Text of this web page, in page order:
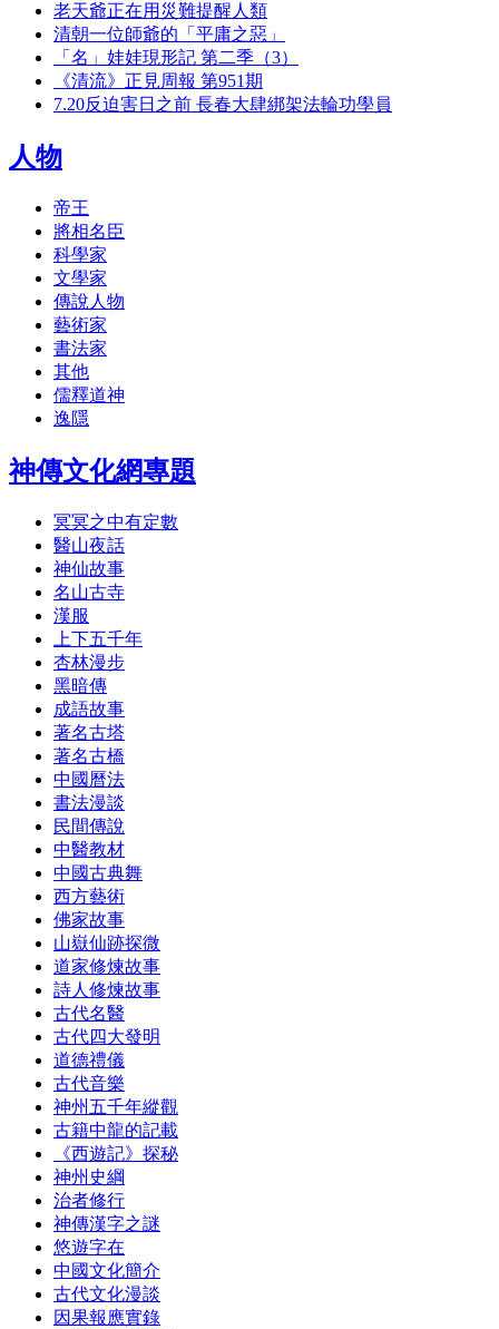
老天爺正在用災難提醒人類
清朝一位師爺的「平庸之惡」
「名」娃娃現形記 第二季（3）
《清流》正見周報 第951期
7.20反迫害日之前 長春大肆綁架法輪功學員
人物
帝王
將相名臣
科學家
文學家
傳說人物
藝術家
書法家
其他
儒釋道神
逸隱
神傳文化網專題
冥冥之中有定數
醫山夜話
神仙故事
名山古寺
漢服
上下五千年
杏林漫步
黑暗傳
成語故事
著名古塔
著名古橋
中國曆法
書法漫談
民間傳說
中醫教材
中國古典舞
西方藝術
佛家故事
山嶽仙跡探微
道家修煉故事
詩人修煉故事
古代名醫
古代四大發明
道德禮儀
古代音樂
神州五千年縱觀
古籍中龍的記載
《西遊記》探秘
神州史綱
治者修行
神傳漢字之謎
悠遊字在
中國文化簡介
古代文化漫談
因果報應實錄